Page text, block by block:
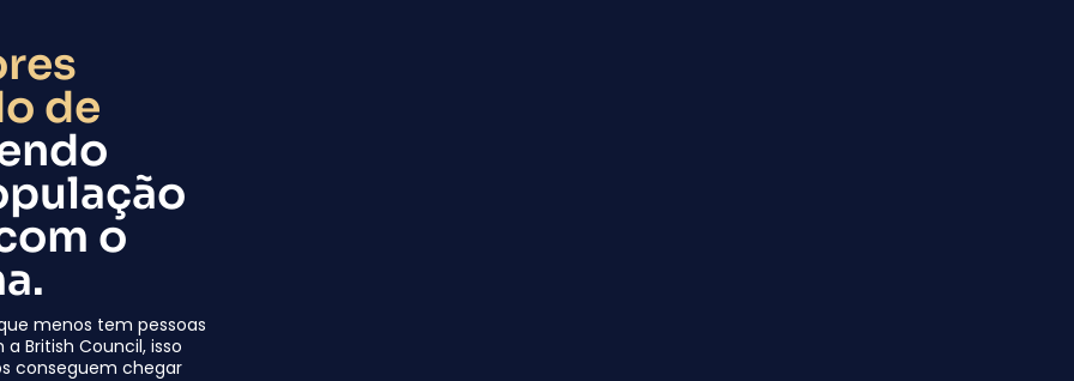
de
o
menos tem pessoas
British Council, isso
conseguem chegar